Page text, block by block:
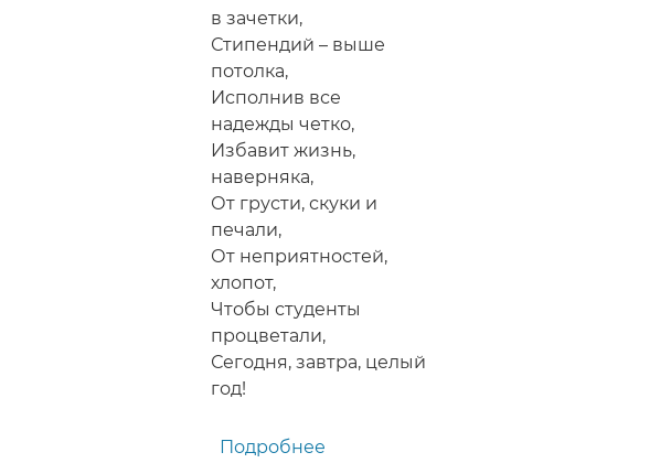
в зачетки,
Стипендий – выше
потолка,
Исполнив все
надежды четко,
Избавит жизнь,
наверняка,
От грусти, скуки и
печали,
От неприятностей,
хлопот,
Чтобы студенты
процветали,
Сегодня, завтра, целый
год!
Подробнее